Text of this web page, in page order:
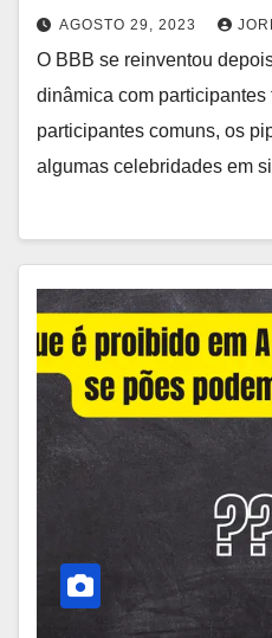
AGOSTO 29, 2023
O BBB se reinventou
dinâmica com participantes
participantes comuns, os
algumas celebridades em